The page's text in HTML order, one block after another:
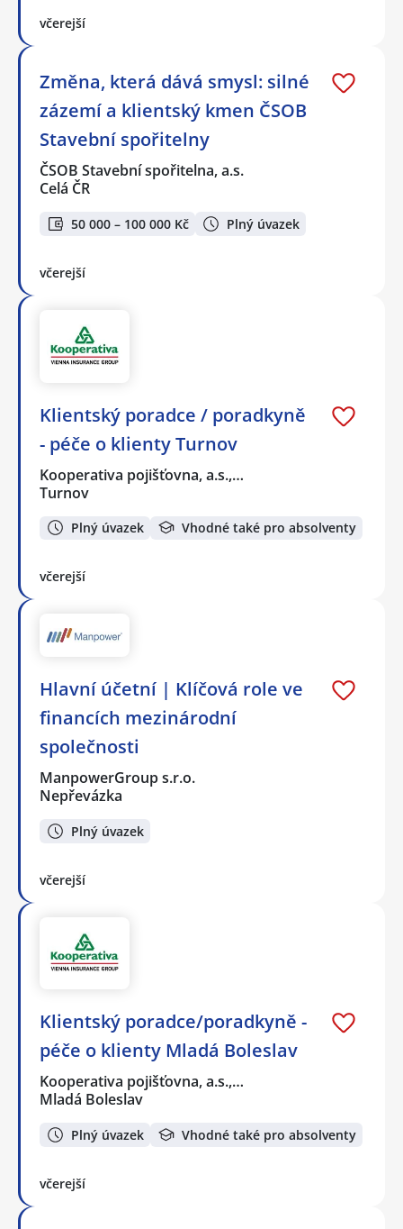
včerejší
Změna, která dává smysl: silné
zázemí a klientský kmen ČSOB
Stavební spořitelny
ČSOB Stavební spořitelna, a.s.
Celá ČR
50 000 – 100 000 Kč Plný úvazek
včerejší
Klientský poradce / poradkyně
- péče o klienty Turnov
Kooperativa pojišťovna, a.s.,…
Turnov
Plný úvazek Vhodné také pro absolventy
včerejší
Hlavní účetní | Klíčová role ve
financích mezinárodní
společnosti
ManpowerGroup s.r.o.
Nepřevázka
Plný úvazek
včerejší
Klientský poradce/poradkyně -
péče o klienty Mladá Boleslav
Kooperativa pojišťovna, a.s.,…
Mladá Boleslav
Plný úvazek Vhodné také pro absolventy
včerejší